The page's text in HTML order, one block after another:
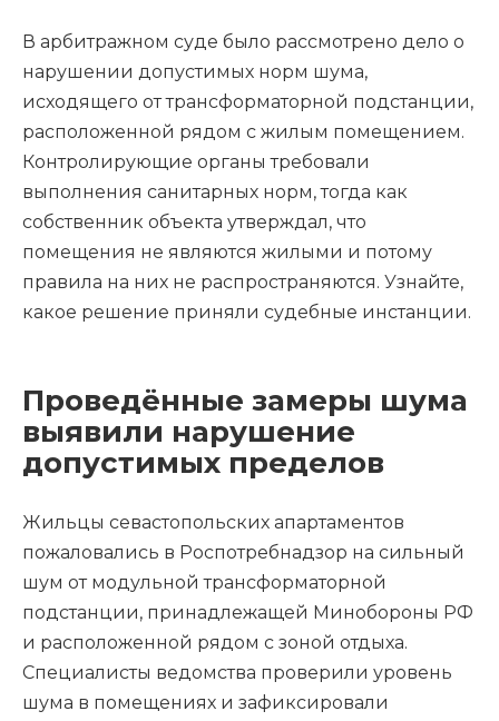
В арбитражном суде было рассмотрено дело о
нарушении допустимых норм шума,
исходящего от трансформаторной подстанции,
расположенной рядом с жилым помещением.
Контролирующие органы требовали
выполнения санитарных норм, тогда как
собственник объекта утверждал, что
помещения не являются жилыми и потому
правила на них не распространяются. Узнайте,
какое решение приняли судебные инстанции.
Проведённые замеры шума
выявили нарушение
допустимых пределов
Жильцы севастопольских апартаментов
пожаловались в Роспотребнадзор на сильный
шум от модульной трансформаторной
подстанции, принадлежащей Минобороны РФ
и расположенной рядом с зоной отдыха.
Специалисты ведомства проверили уровень
шума в помещениях и зафиксировали